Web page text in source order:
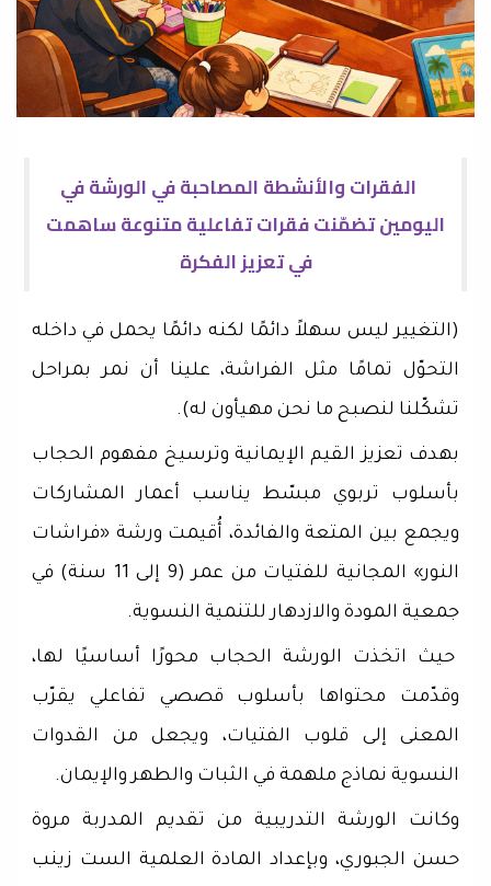
الفقرات والأنشطة المصاحبة في الورشة في
اليومين تضمّنت فقرات تفاعلية متنوعة ساهمت
في تعزيز الفكرة
(التغيير ليس سهلاً دائمًا لكنه دائمًا يحمل في داخله
التحوّل تمامًا مثل الفراشة، علينا أن نمر بمراحل
تشكّلنا لنصبح ما نحن مهيأون له).
بهدف تعزيز القيم الإيمانية وترسيخ مفهوم الحجاب
بأسلوب تربوي مبسّط يناسب أعمار المشاركات
ويجمع بين المتعة والفائدة، أُقيمت ورشة «فراشات
النور» المجانية للفتيات من عمر (9 إلى 11 سنة) في
جمعية المودة والازدهار للتنمية النسوية.
حيث اتخذت الورشة الحجاب محورًا أساسيًا لها،
وقدّمت محتواها بأسلوب قصصي تفاعلي يقرّب
المعنى إلى قلوب الفتيات، ويجعل من القدوات
النسوية نماذج ملهمة في الثبات والطهر والإيمان.
وكانت الورشة التدريبية من تقديم المدربة مروة
حسن الجبوري، وبإعداد المادة العلمية الست زينب